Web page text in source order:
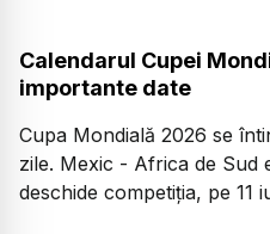
Calendarul Cupei
importante date
Cupa Mondială 2026 se
zile. Mexic - Africa de Sud
deschide competiția, pe 11